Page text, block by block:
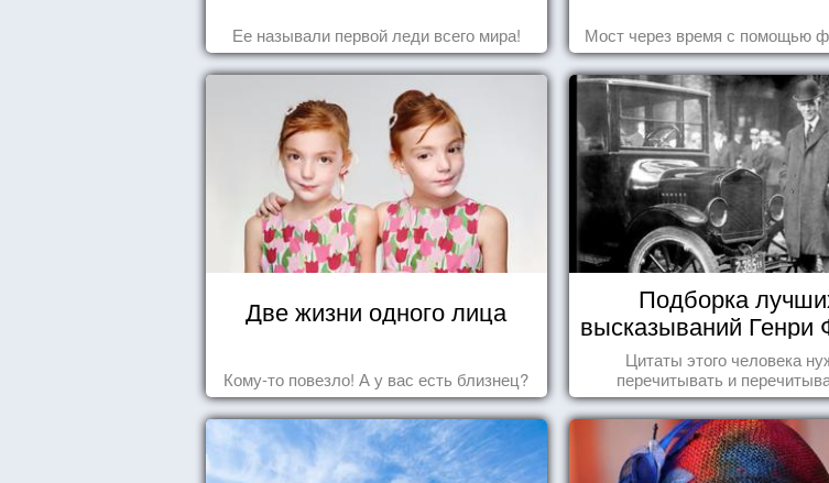
Ее называли первой леди всего мира! Мост через время с помощью
Две жизни одного лица
Кому-то повезло! А у вас есть близнец?
Подборка
высказываний Генри
Цитаты этого человека
перечитывать и